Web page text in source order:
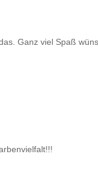
Ganz viel Spaß